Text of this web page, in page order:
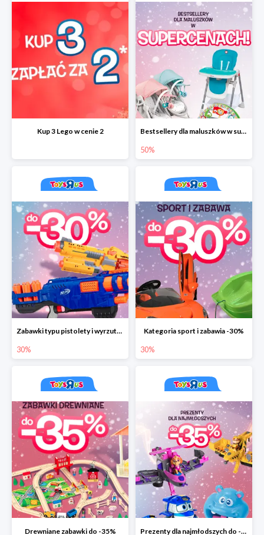
Kup 3 Lego w cenie 2 Bestsellery dla maluszków w supercenach do -50%
50%
Zabawki typu pistolety i wyrzutnie do -30%
30%
Kategoria sport i zabawia -30%
30%
Drewniane zabawki do -35% Prezenty dla najmłodszych do -35%